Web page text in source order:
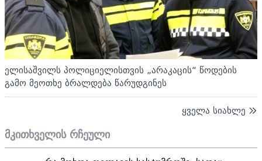
ელისაშვილს პოლიციელისთვის „არაკაცის“ წოდების
გამო მეოთხე ბრალდება წარუდგინეს
ყველა სიახლე
მკითხველის რჩეული